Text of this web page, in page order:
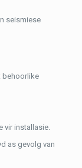
seismiese
behoorlike
vir installasie.
as gevolg van